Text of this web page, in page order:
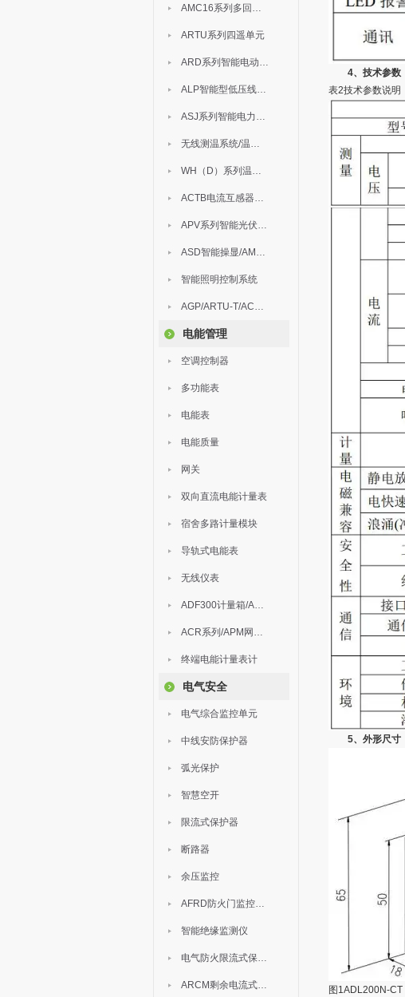
AMC16系列多回路监控装置
ARTU系列四遥单元
ARD系列智能电动机保护器
ALP智能型低压线路保护装置
ASJ系列智能电力继电器
无线测温系统/温度巡检
WH（D）系列温湿度控制器
ACTB电流互感器过电压保护器
APV系列智能光伏汇流箱
ASD智能操显/AM中压保护
智能照明控制系统
AGP/ARTU-T/ACM/ADDC
电能管理
空调控制器
多功能表
电能表
电能质量
网关
双向直流电能计量表
宿舍多路计量模块
导轨式电能表
无线仪表
ADF300计量箱/AEW无线计量
ACR系列/APM网络电力仪表
终端电能计量表计
电气安全
电气综合监控单元
中线安防保护器
弧光保护
智慧空开
限流式保护器
断路器
余压监控
AFRD防火门监控模块
智能绝缘监测仪
电气防火限流式保护器
ARCM剩余电流式电气火灾监控装置
4、技术参数
表2技术参数说明
5、外形尺寸
图1ADL200N-CT